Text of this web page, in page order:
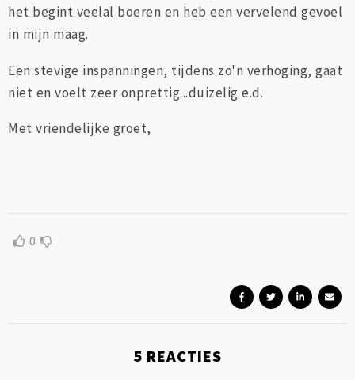
het begint veelal boeren en heb een vervelend gevoel
in mijn maag.
Een stevige inspanningen, tijdens zo'n verhoging, gaat
niet en voelt zeer onprettig...duizelig e.d.
Met vriendelijke groet,
0
5 REACTIES